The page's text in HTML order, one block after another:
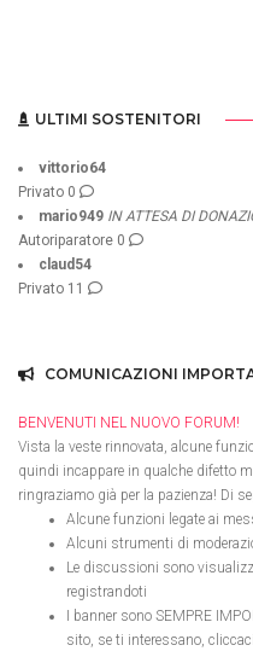
ULTIMI SOSTENITORI
vittorio64
Privato 0
mario949 IN ATTESA DI
Autoriparatore 0
claud54
Privato 11
COMUNICAZIONI
BENVENUTI NEL NUOVO FORUM!
Vista la veste rinnovata, alcune
quindi incappare in qualche difetto
ringraziamo già per la pazienza! Di
Alcune funzioni legate ai
Alcuni strumenti di
Le discussioni sono
registrandoti
I banner sono SEMPRE
sito, se ti interessano,